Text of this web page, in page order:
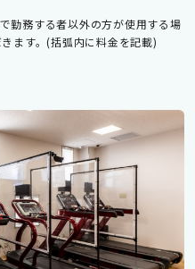
勤務する者以外の方が使用する場
ます。(括弧内に料金を記載)